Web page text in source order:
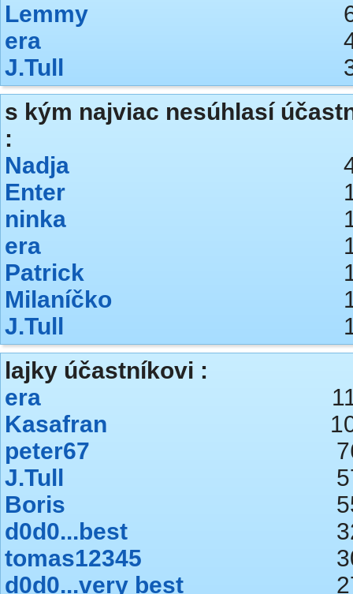
Lemmy
era
J.Tull
s kým najviac nesúhlasí
:
Nadja
Enter
ninka
era
Patrick
Milaníčko
J.Tull
lajky účastníkovi :
era
Kasafran
peter67
J.Tull
Boris
d0d0...best
tomas12345
d0d0...very best